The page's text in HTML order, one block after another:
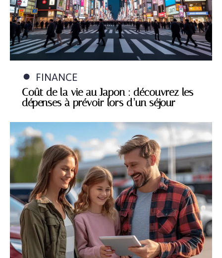
FINANCE
Coût de la vie au Japon : découvrez les
dépenses à prévoir lors d’un séjour